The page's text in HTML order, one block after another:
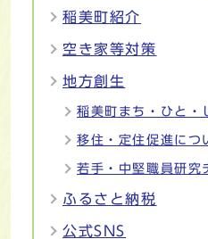
稲美町紹介
空き家等対策
地方創生
稲美町まち・ひと・
移住・定住促進につ
若手・中堅職員研究
ふるさと納税
公式SNS